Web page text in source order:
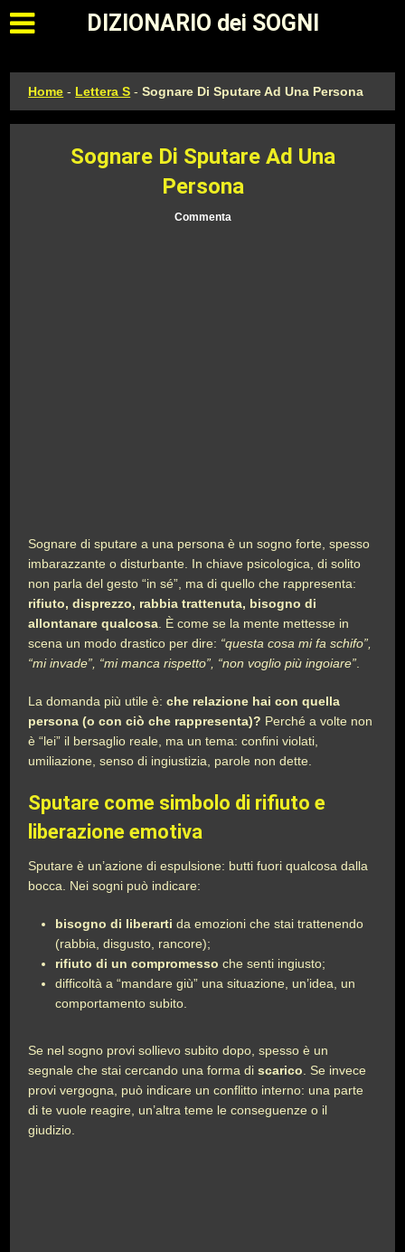
Apri il menu principale
DIZIONARIO dei SOGNI
Home - Lettera S -Sognare Di Sputare Ad Una Persona
Sognare Di Sputare Ad Una
Persona
Commenta
Sognare di sputare a una persona è un sogno forte, spesso
imbarazzante o disturbante. In chiave psicologica, di solito
non parla del gesto “in sé”, ma di quello che rappresenta:
rifiuto, disprezzo, rabbia trattenuta, bisogno di
allontanare qualcosa . È come se la mente mettesse in
scena un modo drastico per dire: “questa cosa mi fa schifo”,
“mi invade”, “mi manca rispetto”, “non voglio più ingoiare”
La domanda più utile è:che relazione hai con quella
persona (o con ciò che rappresenta)? Perché a volte non
è “lei” il bersaglio reale, ma un tema: confini violati,
umiliazione, senso di ingiustizia, parole non dette.
Sputare come simbolo di rifiuto e
liberazione emotiva
Sputare è un’azione di espulsione: butti fuori qualcosa dalla
bocca. Nei sogni può indicare:
bisogno di liberarti da emozioni che stai trattenendo
(rabbia, disgusto, rancore);
rifiuto di un compromesso che senti ingiusto;
difficoltà a “mandare giù” una situazione, un’idea, un
comportamento subito.
Se nel sogno provi sollievo subito dopo, spesso è un
segnale che stai cercando una forma discarico . Se invece
provi vergogna, può indicare un conflitto interno: una parte
di te vuole reagire, un’altra teme le conseguenze o il
giudizio.